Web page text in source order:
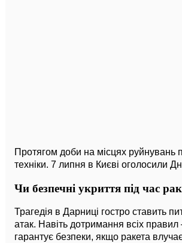
Протягом доби на місцях
техніки. 7 липня в Києві оголосили
Чи безпечні укриття під час
Трагедія в Дарниці гостро ставить
атак. Навіть дотримання всіх
гарантує безпеки, якщо ракета